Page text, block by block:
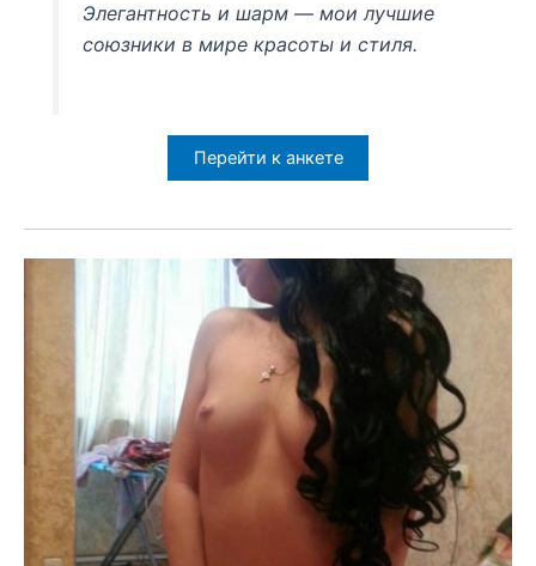
Элегантность и шарм — мои лучшие
союзники в мире красоты и стиля.
Перейти к анкете